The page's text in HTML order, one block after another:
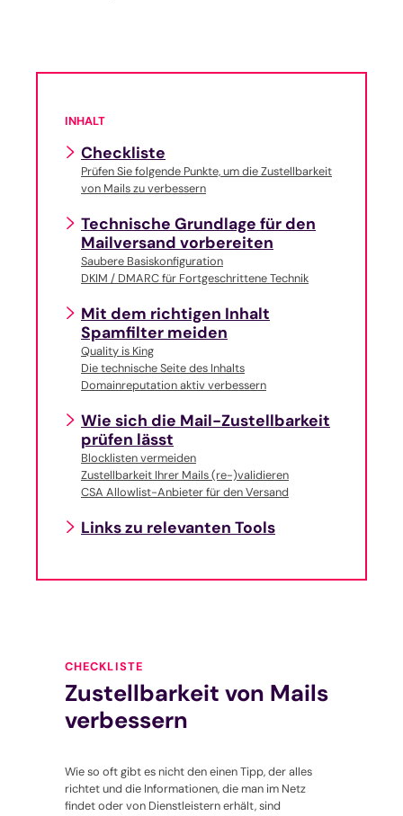
INHALT
Checkliste
Prüfen Sie folgende Punkte, um die Zustellbarkeit
von Mails zu verbessern
Technische Grundlage für den
Mailversand vorbereiten
Saubere Basiskonfiguration
DKIM / DMARC für Fortgeschrittene Technik
Mit dem richtigen Inhalt
Spamfilter meiden
Quality is King
Die technische Seite des Inhalts
Domainreputation aktiv verbessern
Wie sich die Mail-Zustellbarkeit
prüfen lässt
Blocklisten vermeiden
Zustellbarkeit Ihrer Mails (re-)validieren
CSA Allowlist-Anbieter für den Versand
Links zu relevanten Tools
CHECKLISTE
Zustellbarkeit von Mails
verbessern
Wie so oft gibt es nicht den einen Tipp, der alles
richtet und die Informationen, die man im Netz
findet oder von Dienstleistern erhält, sind